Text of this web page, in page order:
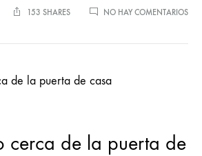
153 SHARES NO HAY COMENTARIOSEN
cerca de la puerta de